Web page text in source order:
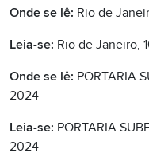
Onde se lê: Rio de
Leia-se: Rio de Janeiro,
Onde se lê: PORTARIA
2024
Leia-se: PORTARIA
2024